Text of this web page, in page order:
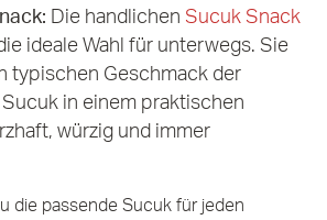
Die handlichen Sucuk Snack
ideale Wahl für unterwegs. Sie
typischen Geschmack der
in einem praktischen
würzig und immer
die passende Sucuk für jeden